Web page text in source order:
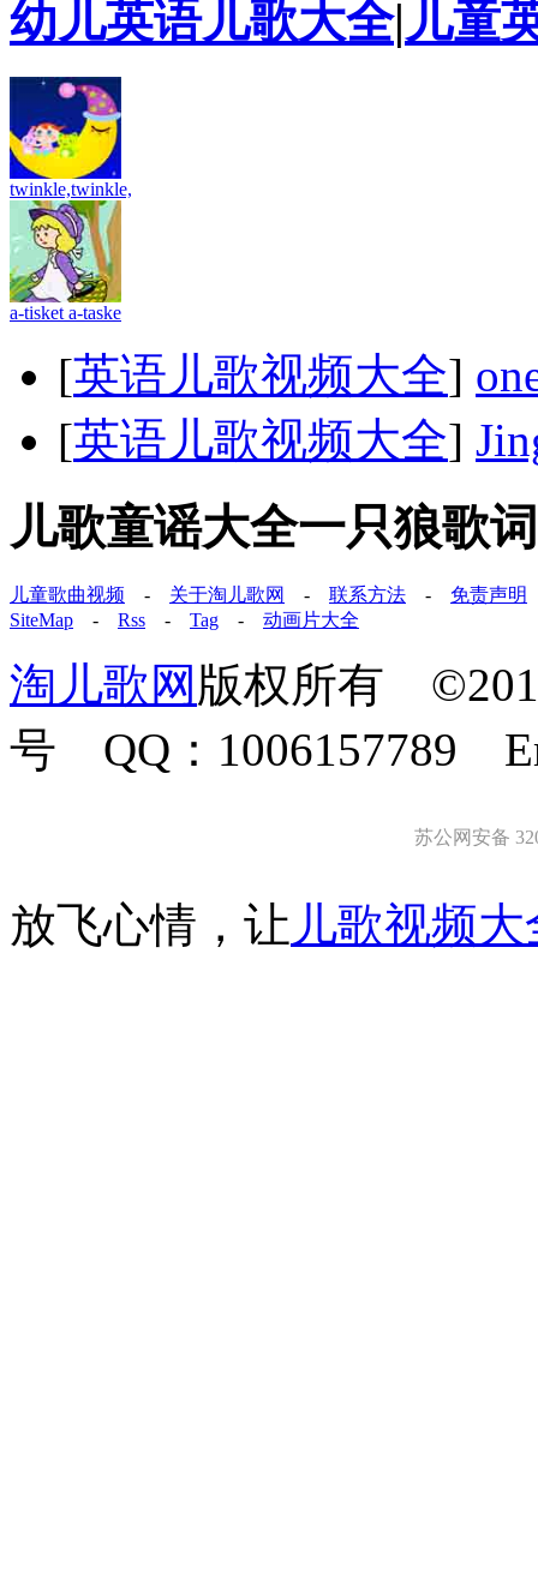
幼儿英语儿歌大全|儿童
twinkle,twinkle,
a-tisket a-taske
[英语儿歌视频大全]
[英语儿歌视频大全]
儿歌童谣大全一只狼歌词
儿童歌曲视频 - 关于淘儿歌网 - 联系方法 - 免责声明
SiteMap - Rss - Tag - 动画片大全
淘儿歌网 版权所有
号 QQ：1006157789
苏公网安备
放飞心情，让 儿歌视频大